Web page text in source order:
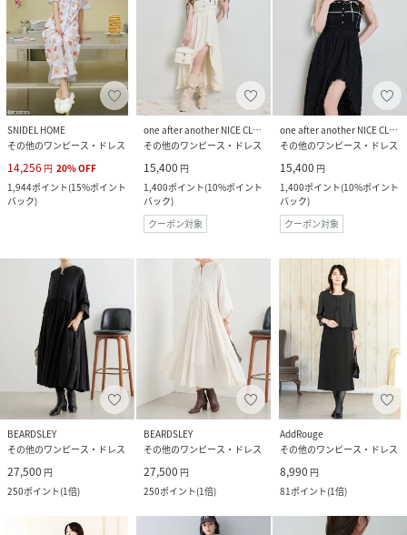
SNIDEL HOME
その他のワンピース・ドレス
14,256 円 20%OFF
1,944ポイント(15%ポイント
バック)
one after another NICE CLAUP
その他のワンピース・ドレス
15,400 円
1,400ポイント(10%ポイント
バック)
クーポン対象
one after another NICE CLAUP
その他のワンピース・ドレス
15,400 円
1,400ポイント(10%ポイント
バック)
クーポン対象
BEARDSLEY
その他のワンピース・ドレス
27,500 円
250ポイント(1倍)
BEARDSLEY
その他のワンピース・ドレス
27,500 円
250ポイント(1倍)
AddRouge
その他のワンピース・ドレス
8,990 円
81ポイント(1倍)